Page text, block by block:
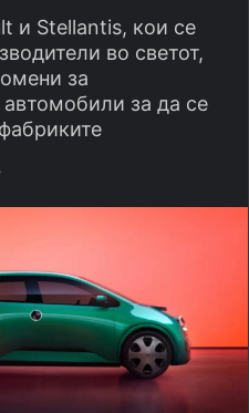
и Stellantis, кои се
во светот,
за
за да се